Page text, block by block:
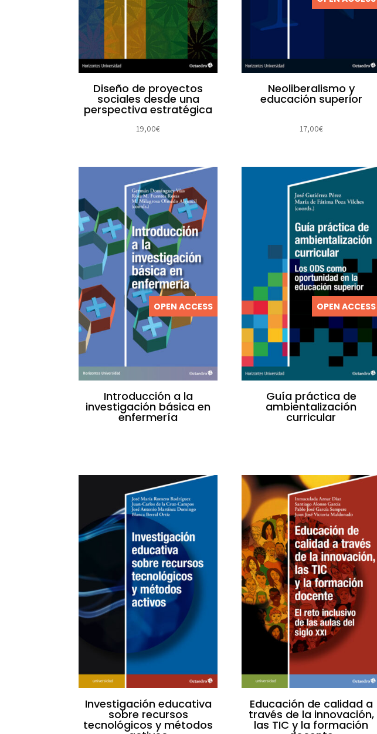
Diseño de proyectos
sociales desde una
perspectiva estratégica
19,00€
Neoliberalismo y
educación superior
17,00€
OPEN ACCESS
Introducción a la
investigación básica en
enfermería
OPEN ACCESS
Guía práctica de
ambientalización
curricular
Investigación educativa
sobre recursos
tecnológicos y métodos
Educación de calidad a
través de la innovación,
las TIC y la formación